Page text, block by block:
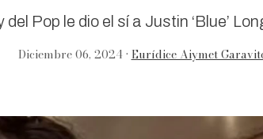
del Pop le dio el sí a Justin ‘Blue’
Diciembre 06, 2024 • Eurídice Aiymet